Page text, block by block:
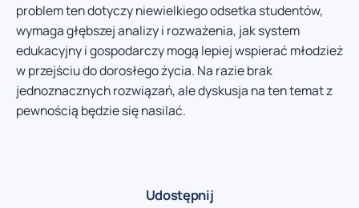
problem ten dotyczy niewielkiego odsetka studentów,
wymaga głębszej analizy i rozważenia, jak system
edukacyjny i gospodarczy mogą lepiej wspierać młodzież
w przejściu do dorosłego życia. Na razie brak
jednoznacznych rozwiązań, ale dyskusja na ten temat z
pewnością będzie się nasilać.
Udostępnij